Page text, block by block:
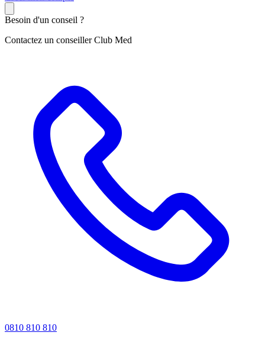
Besoin d'un conseil ?
Contactez un conseiller Club Med
0810 810 810